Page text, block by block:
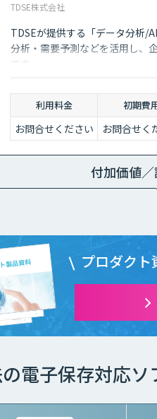
TDSE株式会社
TDSEが提供する「データ分析/
分析・需要予測などを活用し、
です。
利用料金 初期費
お問合せください お問合せく
付加価値
プロダクト
電子保存対応ソ